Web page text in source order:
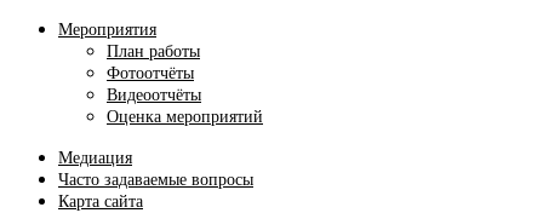
Мероприятия
План работы
Фотоотчёты
Видеоотчёты
Оценка мероприятий
Медиация
Часто задаваемые вопросы
Карта сайта